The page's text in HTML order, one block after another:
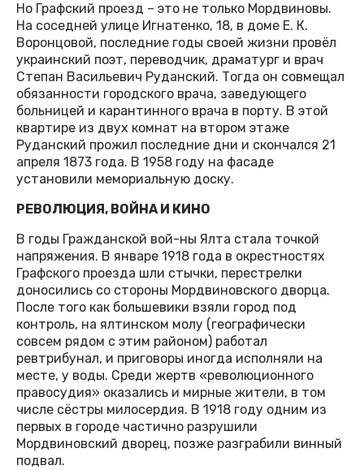
Но Графский проезд – это не только Мордвиновы.
На соседней улице Игнатенко, 18, в доме Е. К.
Воронцовой, последние годы своей жизни провёл
украинский поэт, переводчик, драматург и врач
Степан Васильевич Руданский. Тогда он совмещал
обязанности городского врача, заведующего
больницей и карантинного врача в порту. В этой
квартире из двух комнат на втором этаже
Руданский прожил последние дни и скончался 21
апреля 1873 года. В 1958 году на фасаде
установили мемориальную доску.
РЕВОЛЮЦИЯ, ВОЙНА И КИНО
В годы Гражданской вой-ны Ялта стала точкой
напряжения. В январе 1918 года в окрестностях
Графского проезда шли стычки, перестрелки
доносились со стороны Мордвиновского дворца.
После того как большевики взяли город под
контроль, на ялтинском молу (географически
совсем рядом с этим районом) работал
ревтрибунал, и приговоры иногда исполняли на
месте, у воды. Среди жертв «революционного
правосудия» оказались и мирные жители, в том
числе сёстры милосердия. В 1918 году одним из
первых в городе частично разрушили
Мордвиновский дворец, позже разграбили винный
подвал.